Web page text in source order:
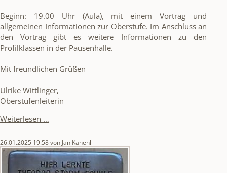
Beginn: 19.00 Uhr (Aula), mit einem Vortrag und
allgemeinen Informationen zur Oberstufe. Im Anschluss an
den Vortrag gibt es weitere Informationen zu den
Profilklassen in der Pausenhalle.
Mit freundlichen Grüßen
Ulrike Wittlinger,
Oberstufenleiterin
Weiterlesen …
26.01.2025 19:58von Jan Kanehl